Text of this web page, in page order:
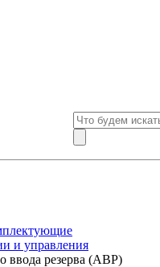
и управления
ввода резерва (АВР)